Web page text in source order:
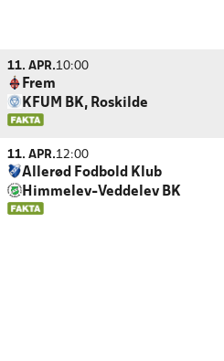
11. APR.10:00
Frem
KFUM BK, Roskilde
11. APR.12:00
Allerød Fodbold Klub
Himmelev-Veddelev BK